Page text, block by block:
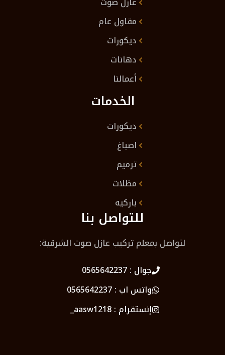
مقاول عام
ديكورات
دهانات
أعمالنا
الخدمات
ديكورات
اصباغ
ترميم
مظلات
باركيه
للتواصل بنا
لتواصل بمعلم تركيب عازل صوت الشرقية:
جوال :0565642237
واتس اب :0565642237
إنستقرام :aasw1218_